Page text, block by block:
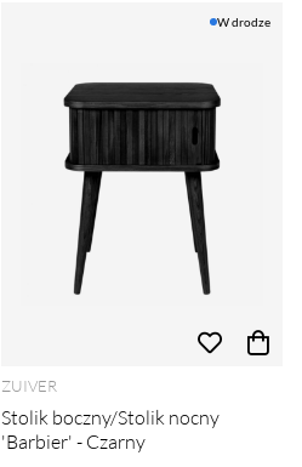
W drodze
ZUIVER
Stolik boczny/Stolik nocny
'Barbier' - Czarny